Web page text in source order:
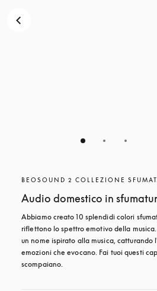
BEOSOUND 2 COLLEZIONE
Audio domestico in
Abbiamo creato 10 splendidi colori
riflettono lo spettro emotivo della
un nome ispirato alla musica, catturando
emozioni che evocano. Fai tuoi questi
scompaiano.